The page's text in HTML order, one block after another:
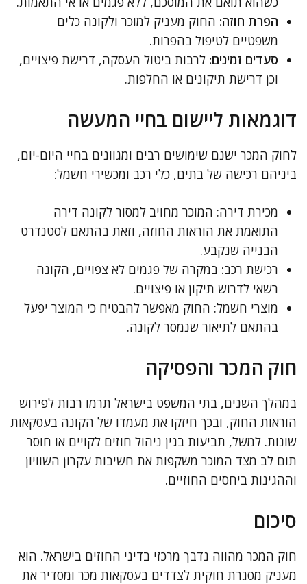
הפרת חוזה: החוק מעניק למוכר ולקונה כלים
משפטיים לטיפול בהפרות.
סעדים זמינים: לרבות ביטול העסקה, דרישת פיצויים,
וכן דרישת תיקונים או החלפות.
דוגמאות ליישום בחיי המעשה
לחוק המכר ישנם שימושים רבים ומגוונים בחיי היום-יום,
ביניהם רכישה של בתים, כלי רכב ומכשירי חשמל:
מכירת דירה: המוכר מחויב למסור לקונה דירה
התואמת את הוראות החוזה, וזאת בהתאם לסטנדרט
הבנייה שנקבע.
רכישת רכב: במקרה של פגמים לא צפויים, הקונה
רשאי לדרוש תיקון או פיצויים.
מוצרי חשמל: החוק מאפשר להבטיח כי המוצר יפעל
בהתאם לתיאור שנמסר לקונה.
חוק המכר והפסיקה
במהלך השנים, בתי המשפט בישראל תרמו רבות לפירוש
הוראות החוק, ובכך חיזקו את מעמדו של הקונה בעסקאות
שונות. למשל, תביעות בגין ניהול חוזים לקויים או חוסר
תום לב מצד המוכר משקפות את חשיבות עקרון השוויון
וההגינות ביחסים החוזיים.
סיכום
חוק המכר מהווה נדבך מרכזי בדיני החוזים בישראל. הוא
מעניק מסגרת חוקית לצדדים בעסקאות מכר ומסדיר את